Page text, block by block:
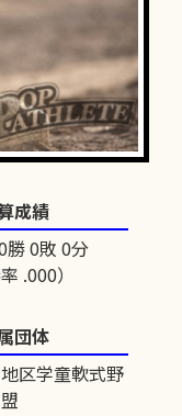
成績
勝 0敗 0分
率 .000）
団体
区学童軟式野